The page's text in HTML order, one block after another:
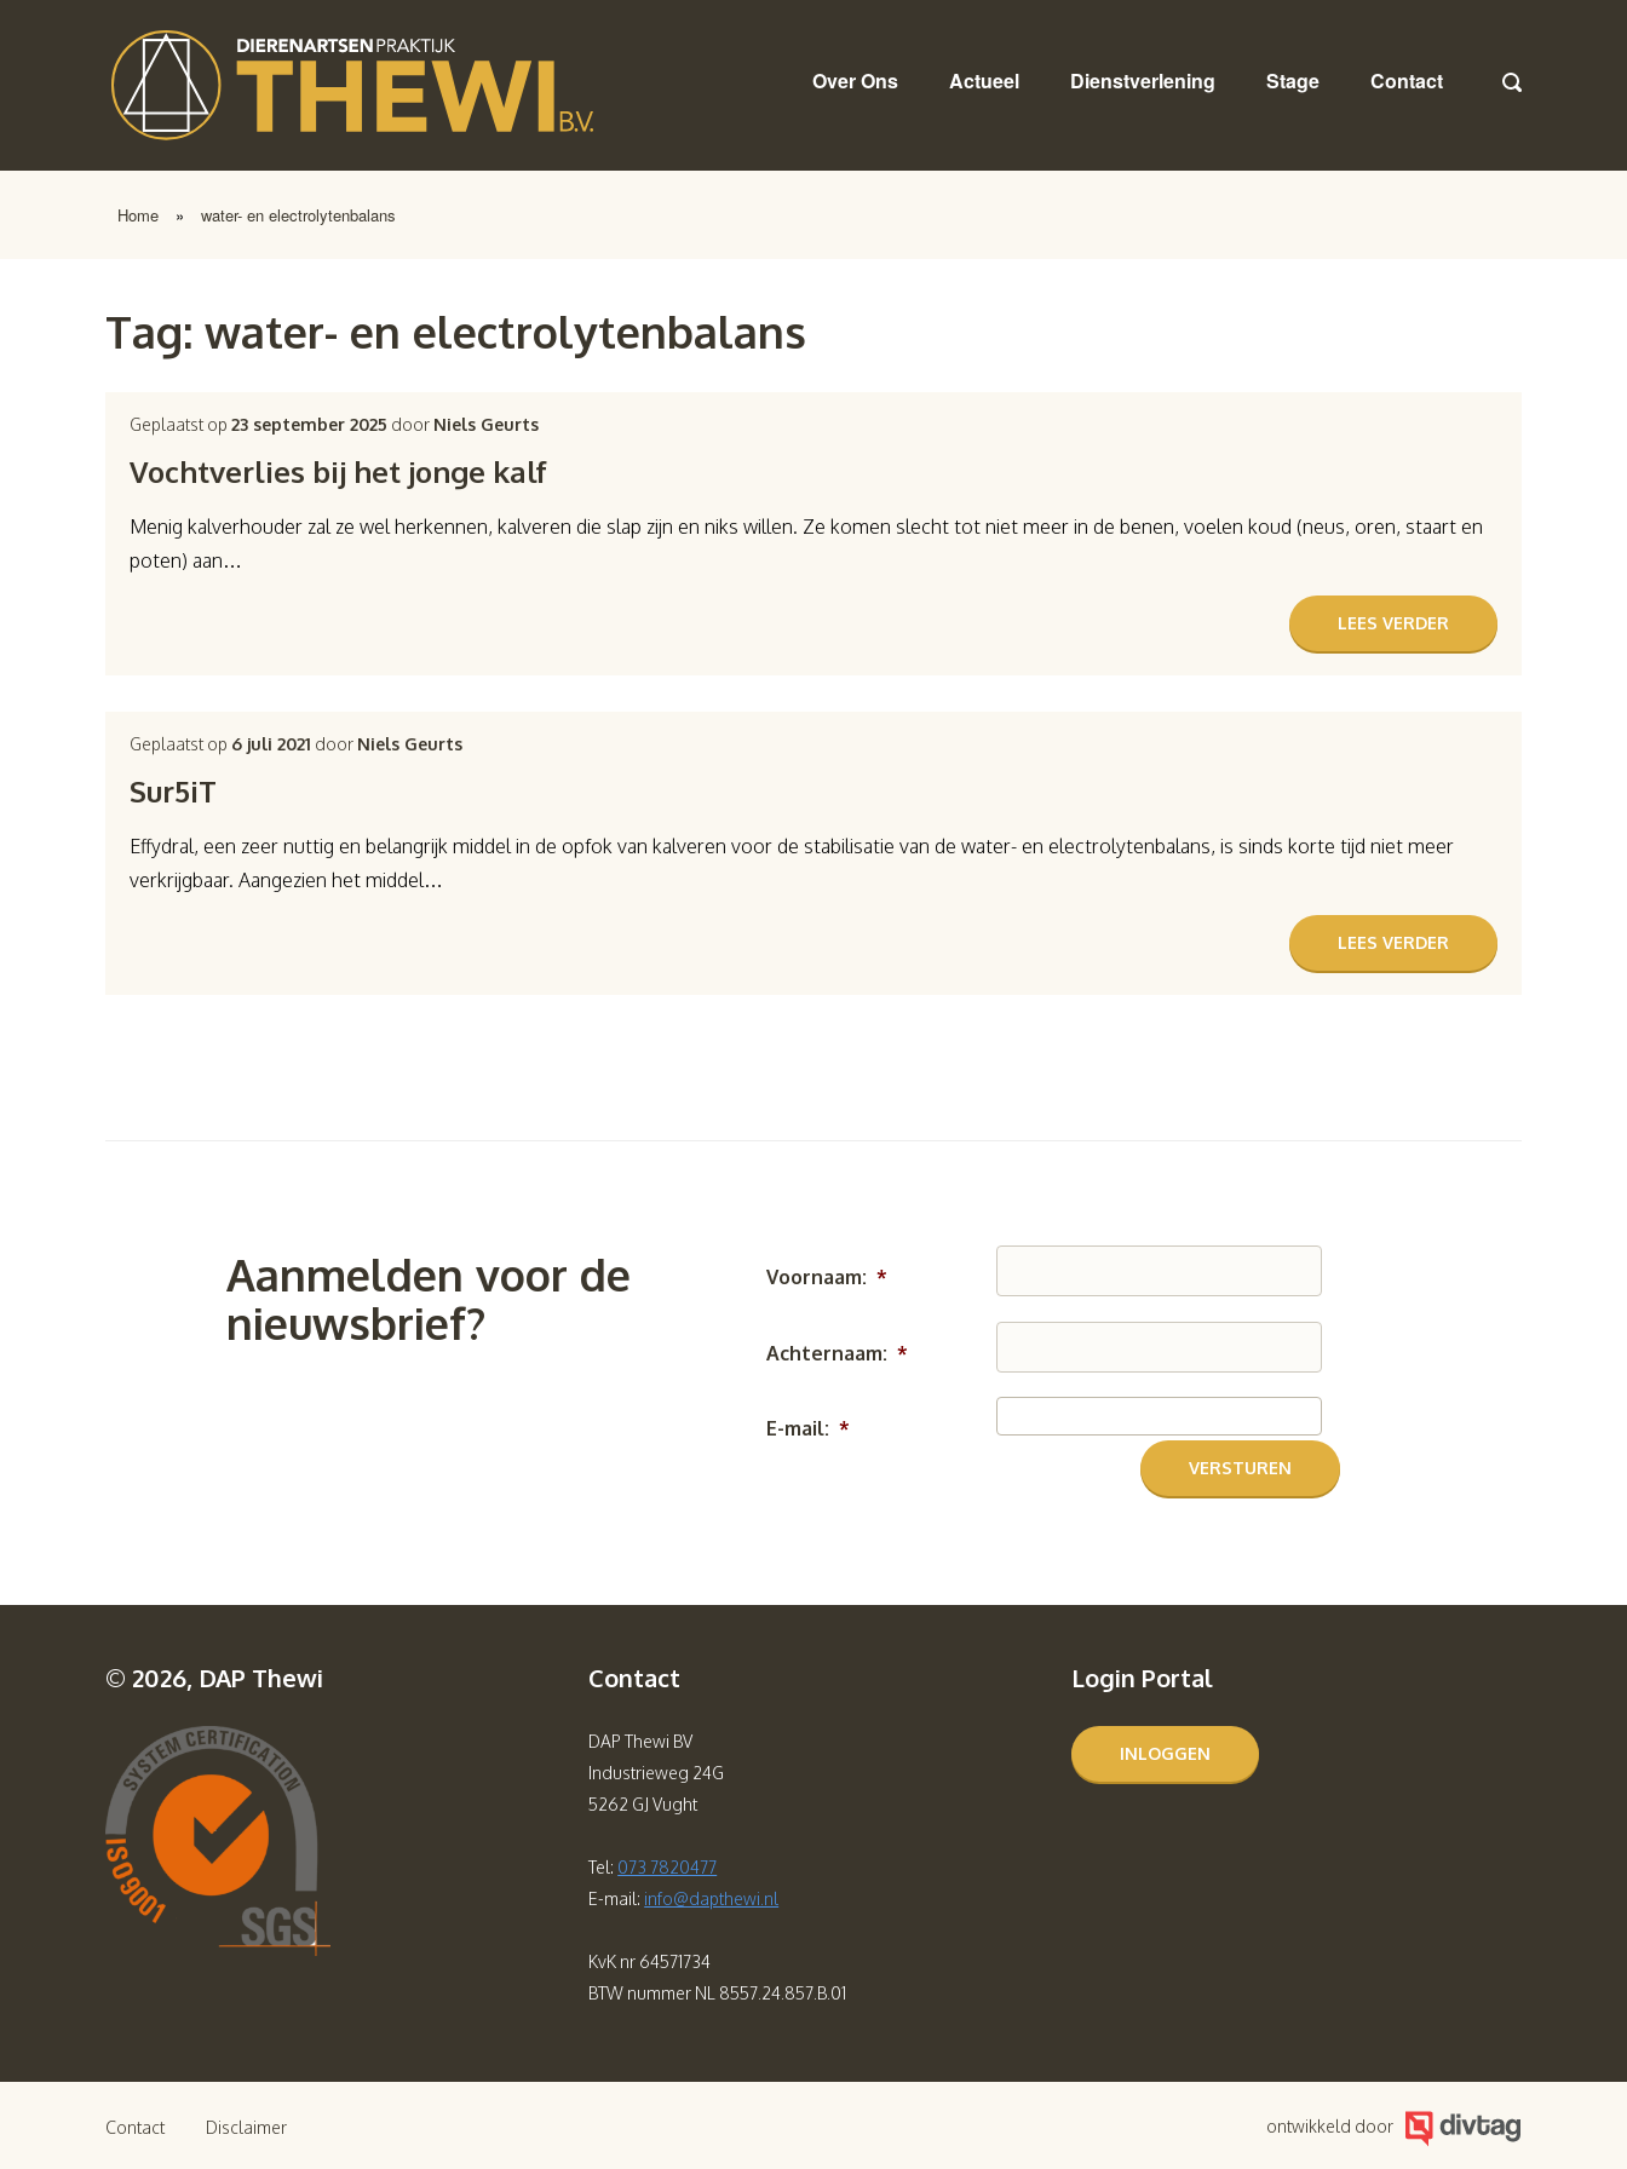
Over Ons Actueel Dienstverlening Stage Contact
Home » water- en electrolytenbalans
Tag: water- en electrolytenbalans
Geplaatst op23 september 2025 door Niels Geurts
Vochtverlies bij het jonge kalf
Menig kalverhouder zal ze wel herkennen, kalveren die slap zijn en niks willen. Ze komen slecht tot niet meer in de benen, voelen koud (neus, oren, staart en
poten) aan…
LEES VERDER
Geplaatst op 6 juli 2021 door Niels Geurts
Sur5iT
Effydral, een zeer nuttig en belangrijk middel in de opfok van kalveren voor de stabilisatie van de water- en electrolytenbalans, is sinds korte tijd niet meer
verkrijgbaar. Aangezien het middel…
LEES VERDER
Aanmelden voor de
nieuwsbrief?
Voornaam: *
Achternaam: *
E-mail: *
© 2026, DAP Thewi Contact
DAP Thewi BV
Industrieweg 24G
5262 GJ Vught
Tel: 073 7820477
E-mail: info@dapthewi.nl
KvK nr 64571734
BTW nummer NL 8557.24.857.B.01
Login Portal
INLOGGEN
Contact Disclaimer ontwikkeld door